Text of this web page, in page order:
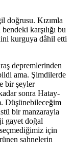
doğrusu. Kızımla
karşılığı bu
kurguya dâhil etti
depremlerinden
ama. Şimdilerde
bir şeyler
sonra Hatay-
Düşünebileceğim
bir manzarayla
gayet doğal
için
sahnelerin